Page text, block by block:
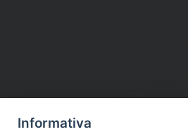
DIOCESI
Informativa